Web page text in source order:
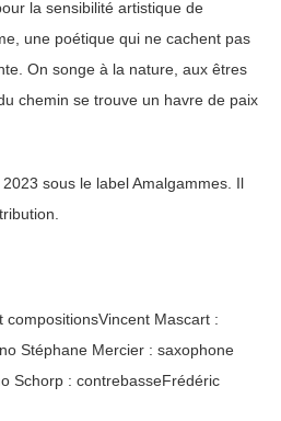
la sensibilité artistique de
une poétique qui ne cachent pas
On songe à la nature, aux êtres
chemin se trouve un havre de paix
sous le label Amalgammes. Il
Mascart :
Stéphane Mercier : saxophone
Schorp : contrebasseFrédéric